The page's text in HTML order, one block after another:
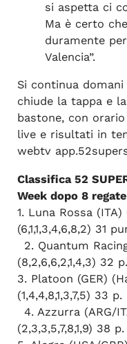
si aspetta ci
Ma è certo
duramente
Valencia”.
Si continua
chiude la tappa e
bastone, con
live e risultati in
webtv
Classifica 52
Week dopo 8 regate
1. Luna Rossa
(6,1,1,3,4,6,8,2) 31
2. Quantum
(8,2,6,6,2,1,4,3) 32
3. Platoon (GER)
(1,4,4,8,1,3,7,5) 33 p.
4. Azzurra (ARG/
(2,3,3,5,7,8,1,9) 38 p.